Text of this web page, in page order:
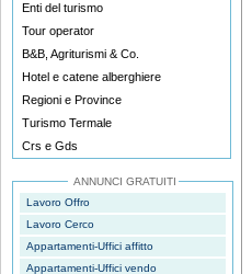
Enti del turismo
Tour operator
B&B, Agriturismi & Co.
Hotel e catene alberghiere
Regioni e Province
Turismo Termale
Crs e Gds
ANNUNCI GRATUITI
Lavoro Offro
Lavoro Cerco
Appartamenti-Uffici affitto
Appartamenti-Uffici vendo